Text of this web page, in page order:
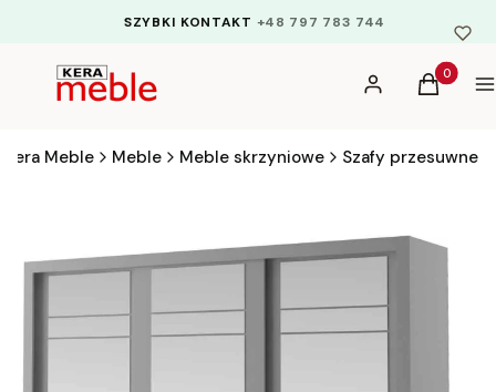
SZYBKI KONTAKT +48 797 783 744
Zaloguj sięProdukty
Koszyk
Kera Meble Meble Meble skrzyniowe Szafy przesuwne